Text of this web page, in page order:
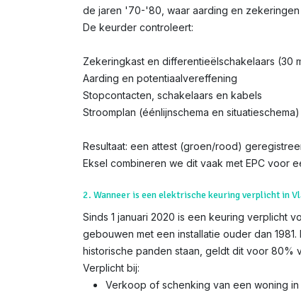
de jaren '70-'80, waar aarding en
De keurder controleert:
Zekeringkast en differentieëlschakelaars (30
Aarding en potentiaalvereffening
Stopcontacten, schakelaars en kabels
Stroomplan (éénlijnschema en situatieschema)
Resultaat: een attest (groen/rood)
Eksel combineren we dit vaak met EPC voor
2. Wanneer is een elektrische keuring verplicht in
Sinds 1 januari 2020 is een keuring verplicht
gebouwen met een installatie ouder dan
historische panden staan, geldt dit voor 80%
Verplicht bij:
Verkoop of schenking van een woning in